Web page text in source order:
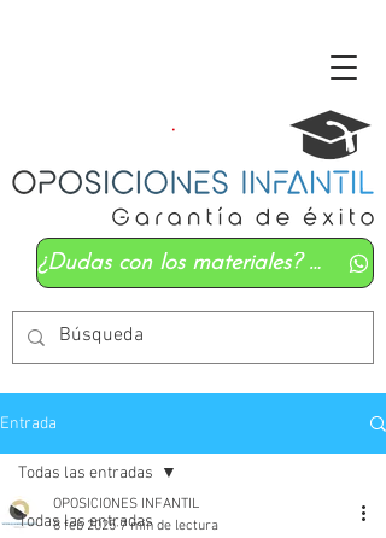
¿Dudas con los materiales? Mándanos un whatsapp
Entrada
Todas las entradas
Todas las entradas
OPOSICIONES INFANTIL
8 feb 2025 7 min de lectura